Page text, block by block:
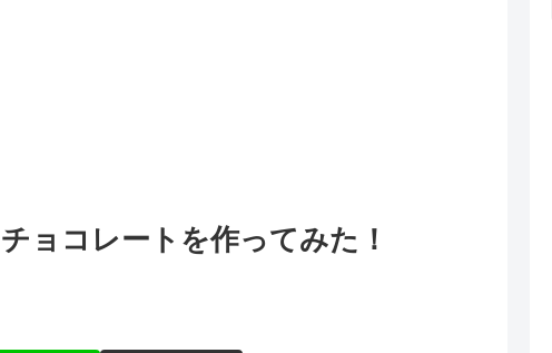
ョコレートを作ってみた！